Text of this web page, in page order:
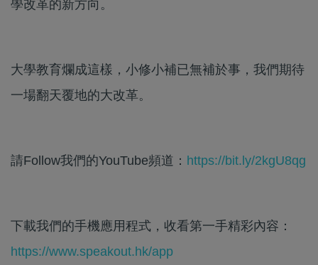
學改革的新方向。
大學教育爛成這樣，小修小補已無補於事，我們期待
一場翻天覆地的大改革。
請Follow我們的YouTube頻道： https://bit.ly/2kgU8qg
下載我們的手機應用程式，收看第一手精彩內容：
https://www.speakout.hk/app